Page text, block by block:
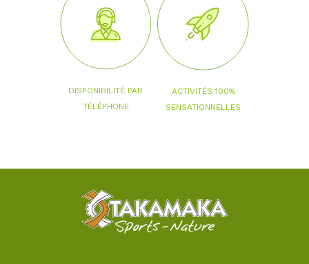
DISPONIBILITÉ PAR
TÉLÉPHONE
ACTIVITÉS 100%
SENSATIONNELLES